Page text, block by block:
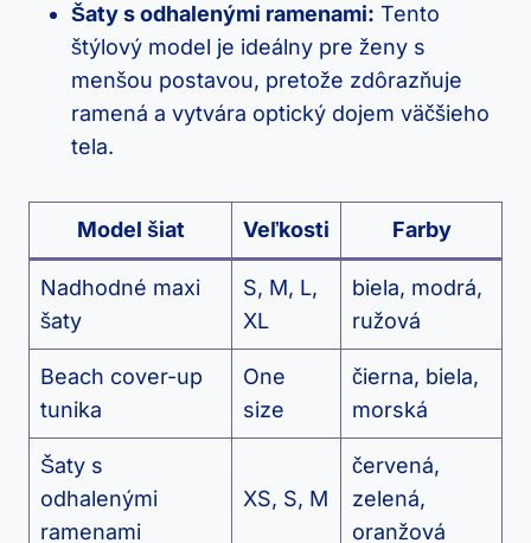
Šaty s odhalenými ramenami: Tento
štýlový model je ideálny pre ženy s
menšou postavou, pretože zdôrazňuje
ramená a vytvára optický dojem väčšieho
tela.
Model šiat Veľkosti Farby
Nadhodné maxi
šaty
S, M, L,
XL
biela, modrá,
ružová
Beach cover-up
tunika
One
size
čierna, biela,
morská
Šaty s
odhalenými
ramenami
XS, S, M
červená,
zelená,
oranžová